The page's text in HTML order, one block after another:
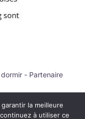
- Partenaire
la meilleure
à utiliser ce